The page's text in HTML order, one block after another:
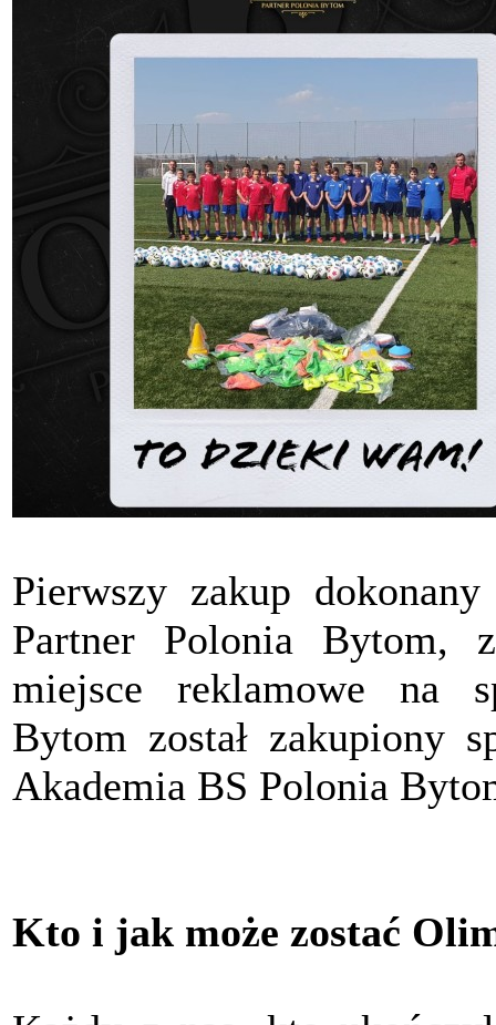
Pierwszy zakup
Partner Polonia Bytom,
miejsce reklamowe na
Bytom został zakupiony
Akademia BS Polonia
Kto i jak może zostać